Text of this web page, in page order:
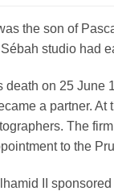
the son of
studio had
death on 25
a partner.
The
to the
II